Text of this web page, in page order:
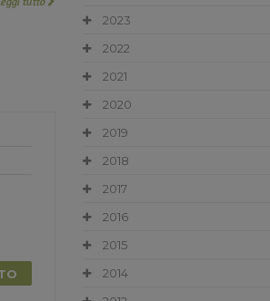
2023
2022
2021
2020
2019
2018
2017
2016
2015
2014